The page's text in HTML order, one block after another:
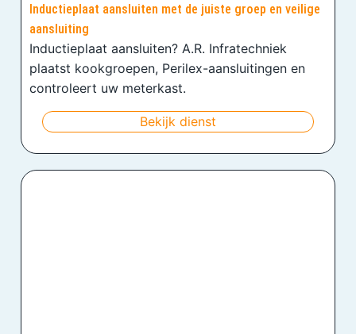
Inductieplaat aansluiten met de juiste groep en veilige
aansluiting
Inductieplaat aansluiten? A.R. Infratechniek
plaatst kookgroepen, Perilex-aansluitingen en
controleert uw meterkast.
Bekijk dienst